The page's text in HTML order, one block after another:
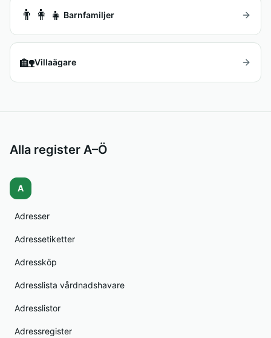
👨‍👩‍👧 Barnfamiljer
🏡Villaägare
Alla register A–Ö
A
Adresser
Adressetiketter
Adressköp
Adresslista vårdnadshavare
Adresslistor
Adressregister